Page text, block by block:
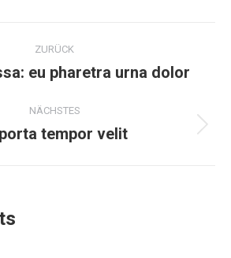
ZURÜCK
Vorheriger
eu pharetra urna dolor
NÄCHSTES
Nächster
tempor velit